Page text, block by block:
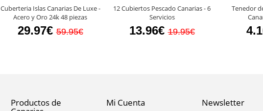
Cuberteria Islas Canarias De Luxe -
Acero y Oro 24k 48 piezas
29.97€ 59.95€
12 Cubiertos Pescado Canarias - 6
Servicios
13.96€ 19.95€
Tenedor
Productos de Mi Cuenta Newsletter